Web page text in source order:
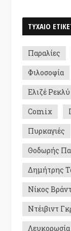
ΤΥΧΑΙΟ
Παραλίες
Φιλοσοφία
Ελιζέ Ρεκλύ
Comix
Πυρκαγιές
Θοδωρής
Δημήτρης
Νίκος
Ντέιβιντ
Λευκορωσία